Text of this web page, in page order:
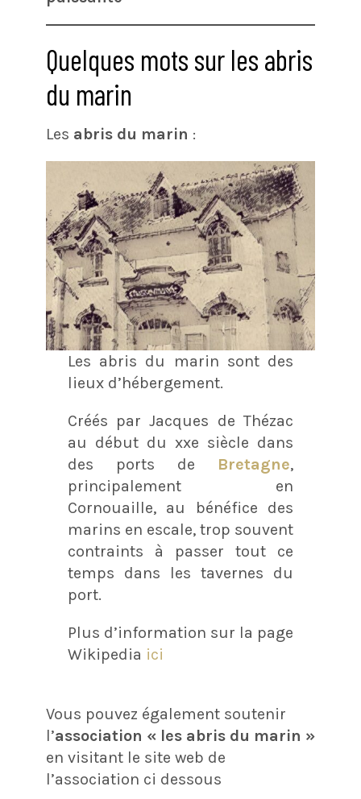
Quelques mots sur les abris
du marin
Les abris du marin :
Les abris du marin sont des
lieux d’hébergement.
Créés par Jacques de Thézac
au début du xxe siècle dans
des ports de Bretagne,
principalement en
Cornouaille, au bénéfice des
marins en escale, trop souvent
contraints à passer tout ce
temps dans les tavernes du
port.
Plus d’information sur la page
Wikipedia ici
Vous pouvez également soutenir
l’association « les abris du marin »
en visitant le site web de
l’association ci dessous